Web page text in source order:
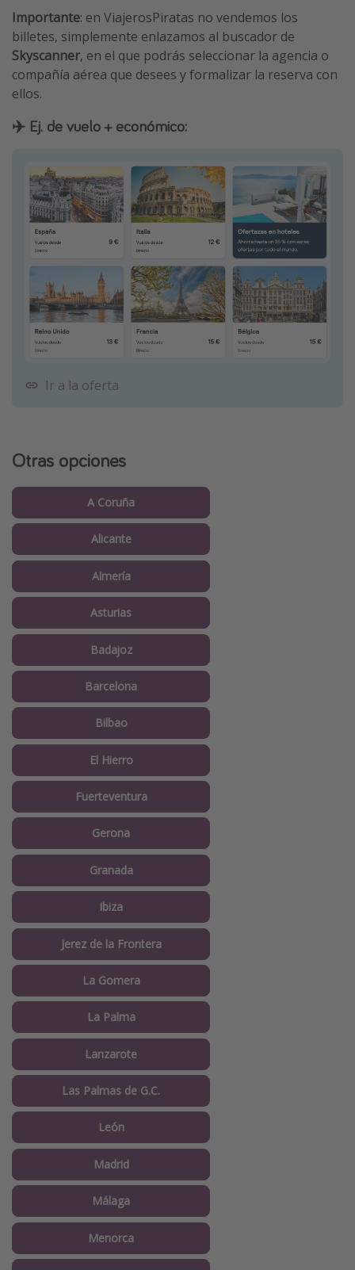
Importante: en ViajerosPiratas no vendemos los
billetes, simplemente enlazamos al buscador de
Skyscanner, en el que podrás seleccionar la agencia o
compañía aérea que desees y formalizar la reserva con
ellos.
✈️ Ej. de vuelo + económico:
Ir a la oferta
Otras opciones
A Coruña
Alicante
Almería
Asturias
Badajoz
Barcelona
Bilbao
El Hierro
Fuerteventura
Gerona
Granada
Ibiza
Jerez de la Frontera
La Gomera
La Palma
Lanzarote
Las Palmas de G.C.
León
Madrid
Málaga
Menorca